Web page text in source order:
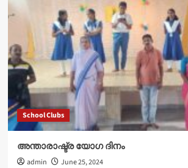
School Clubs
അന്താരാഷ്ട്ര യോഗ ദിനം
admin June 25, 2024